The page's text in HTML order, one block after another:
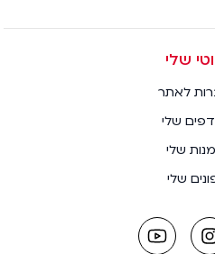
שלי
לאתר
שלי
שלי
שלי
instagram
link